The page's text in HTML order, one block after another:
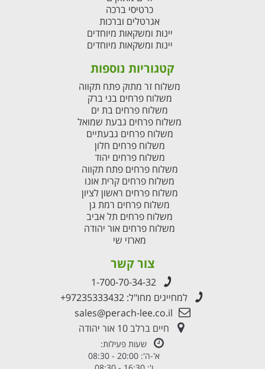
כרטיסי ברכה
אגרטלים וברכות
יינות ומשקאות מיוחדים
יינות ומשקאות מיוחדים
קטגוריות נוספות
משלוח זר מתוק פתח תקווה
משלוח פרחים בני ברק
משלוח פרחים בת ים
משלוח פרחים גבעת שמואל
משלוח פרחים גבעתיים
משלוח פרחים חלון
משלוח פרחים יהוד
משלוח פרחים פתח תקווה
משלוח פרחים קרית אונו
משלוח פרחים ראשון לציון
משלוח פרחים רמת גן
משלוח פרחים תל אביב
משלוח פרחים אור יהודה
מארזי שי
צור קשר
1-700-70-34-32
למחייגים מחו"ל:+97235333432
sales@perach-lee.co.il
חיים ברלב 10 אור יהודה
שעות פעילות:
א'-ה': 20:00 - 08:30